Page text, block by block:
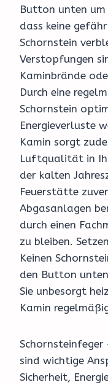
Button unten
dass keine
Schornstein
Verstopfungen
Kaminbrände
Durch eine
Schornstein
Energieverluste
Kamin sorgt
Luftqualität in
der kalten
Feuerstätte
Abgasanlagen
durch einen
zu bleiben.
Keinen
den Button
Sie unbesorgt
Kamin
sind wichtige
Sicherheit,